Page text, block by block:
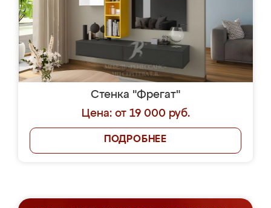
Стенка "Фрегат"
Цена: от 19 000 руб.
ПОДРОБНЕЕ